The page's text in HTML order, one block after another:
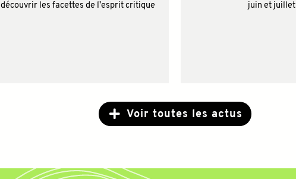
découvrir les facettes de l’esprit critique
juin et juillet
Voir toutes les actus